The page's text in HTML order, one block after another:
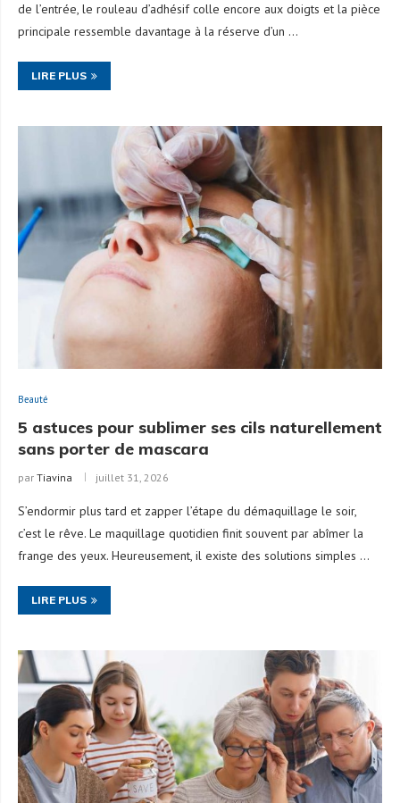
de l’entrée, le rouleau d’adhésif colle encore aux doigts et la pièce
principale ressemble davantage à la réserve d’un …
LIRE PLUS
Beauté
5 astuces pour sublimer ses cils naturellement
sans porter de mascara
par Tiavina juillet 31, 2026
S’endormir plus tard et zapper l’étape du démaquillage le soir,
c’est le rêve. Le maquillage quotidien finit souvent par abîmer la
frange des yeux. Heureusement, il existe des solutions simples …
LIRE PLUS